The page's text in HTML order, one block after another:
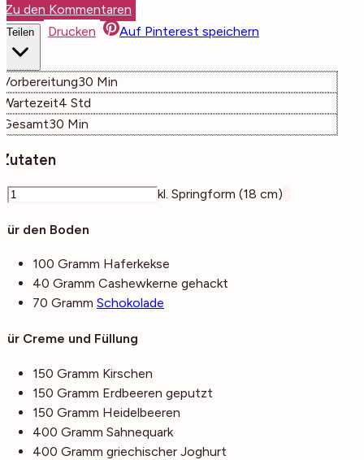
Zu den Kommentaren
Teilen Drucken Auf Pinterest speichern
Vorbereitung30 Minuten
Min
Wartezeit4 Stunden
Std
Gesamt30 Minuten
Min
Zutaten
kl. Springform (18 cm)
Für den Boden
100 Gramm Haferkekse
40 Gramm Cashewkerne gehackt
70 Gramm Schokolade
Für Creme und Füllung
150 Gramm Kirschen
150 Gramm Erdbeeren geputzt
150 Gramm Heidelbeeren
400 Gramm Sahnequark
400 Gramm griechischer Joghurt